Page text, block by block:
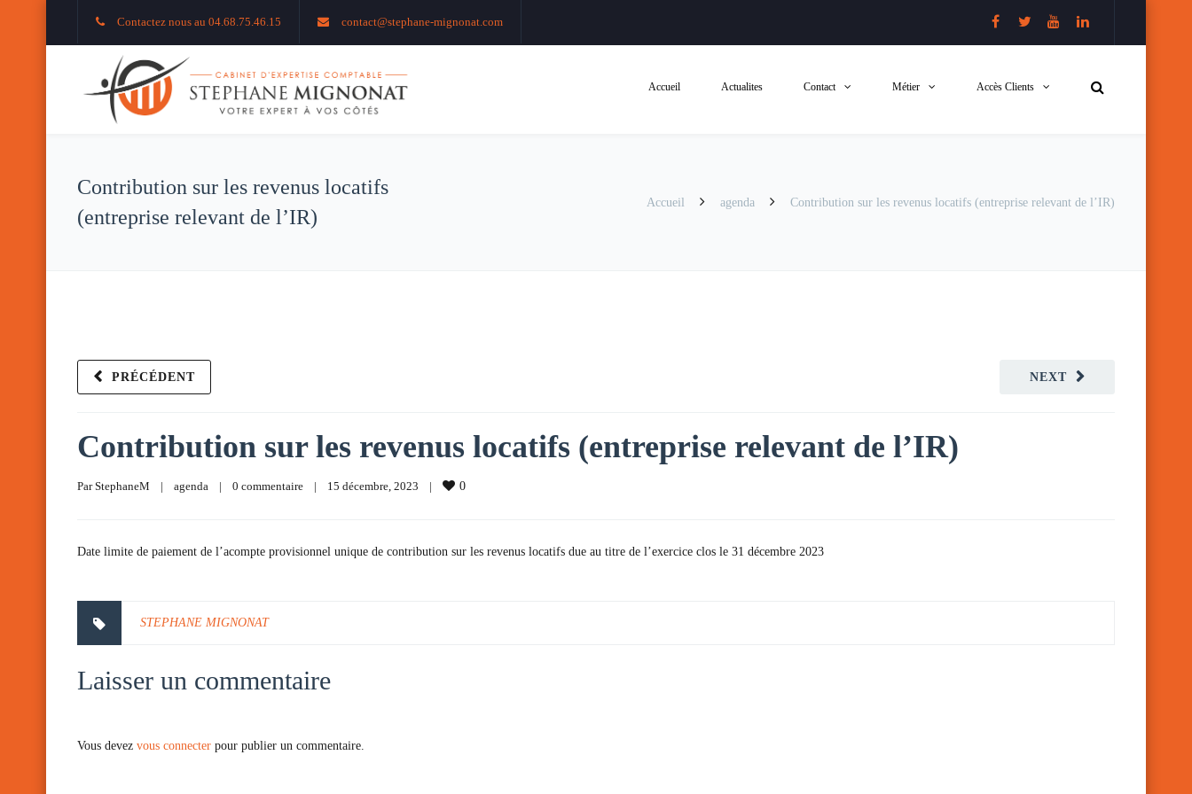
Contactez nous au 04.68.75.46.15 contact@stephane-mignonat.com
Accueil Actualites Contact Métier Accès Clients
Contribution sur les revenus locatifs
(entreprise relevant de l’IR)
Accueil agenda Contribution sur les revenus locatifs (entreprise relevant de l’IR)
NEXT
PRÉCÉDENT
Contribution sur les revenus locatifs (entreprise relevant de l’IR)
Par StephaneM | agenda | 0 commentaire | 15 décembre, 2023 | 0
Date limite de paiement de l’acompte provisionnel unique de contribution sur les revenus locatifs due au titre de l’exercice clos le 31 décembre 2023
STEPHANE MIGNONAT
Laisser un commentaire
Vous devez vous connecter pour publier un commentaire.